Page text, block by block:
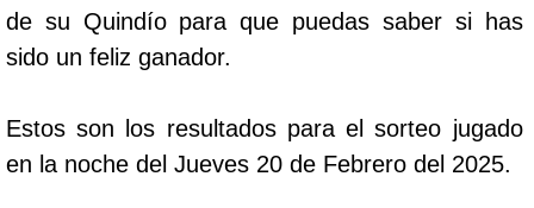
de su Quindío para que puedas saber si has
sido un feliz ganador.
Estos son los resultados para el sorteo jugado
en la noche del Jueves 20 de Febrero del 2025.